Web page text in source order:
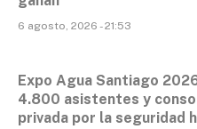
6 agosto, 2026 - 21:53
Expo Agua Santiago
4.800 asistentes y
privada por la seguridad